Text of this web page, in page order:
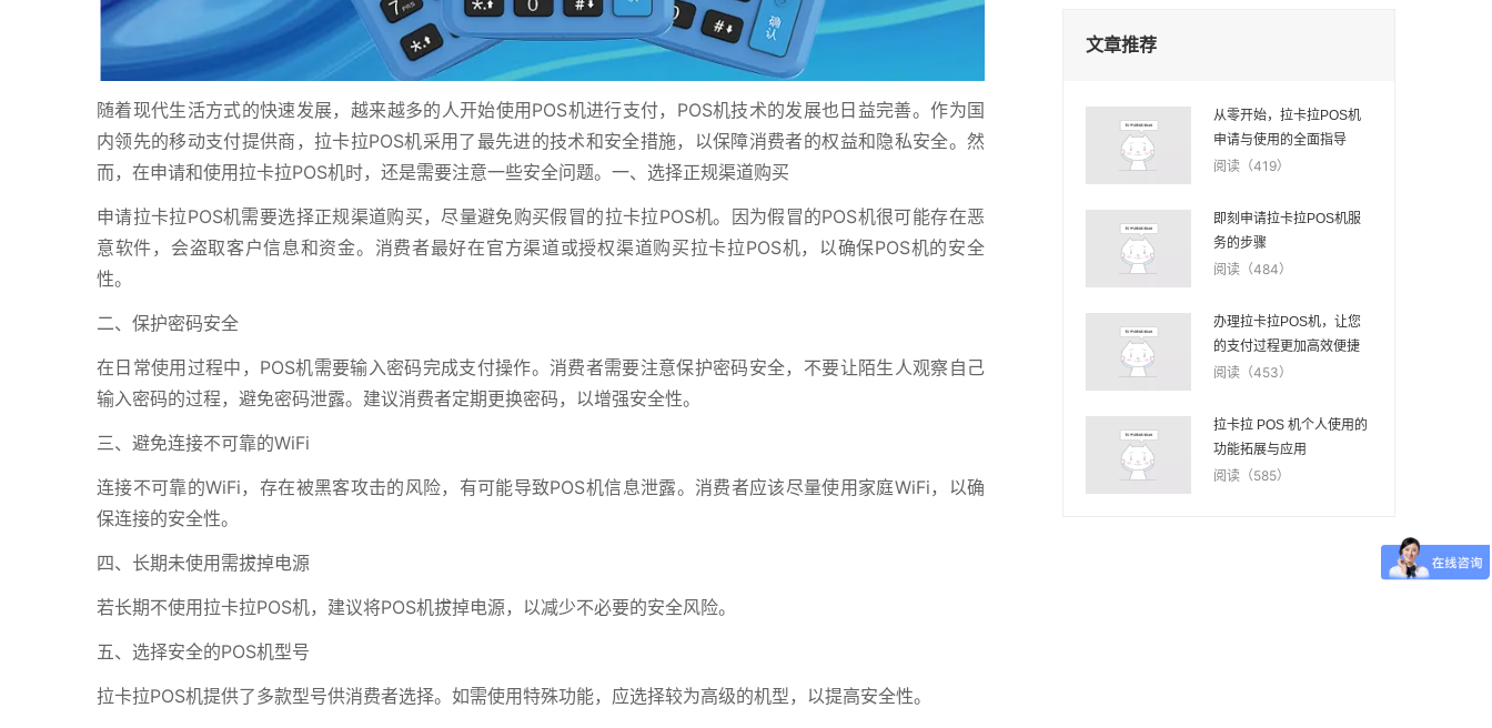
随着现代生活方式的快速发展，越来越多的人开始使用POS机进行支付，POS机技术的发展也日益完善。作为国
内领先的移动支付提供商，拉卡拉POS机采用了最先进的技术和安全措施，以保障消费者的权益和隐私安全。然
而，在申请和使用拉卡拉POS机时，还是需要注意一些安全问题。一、选择正规渠道购买
申请拉卡拉POS机需要选择正规渠道购买，尽量避免购买假冒的拉卡拉POS机。因为假冒的POS机很可能存在恶
意软件，会盗取客户信息和资金。消费者最好在官方渠道或授权渠道购买拉卡拉POS机，以确保POS机的安全
性。
二、保护密码安全
在日常使用过程中，POS机需要输入密码完成支付操作。消费者需要注意保护密码安全，不要让陌生人观察自己
输入密码的过程，避免密码泄露。建议消费者定期更换密码，以增强安全性。
三、避免连接不可靠的WiFi
连接不可靠的WiFi，存在被黑客攻击的风险，有可能导致POS机信息泄露。消费者应该尽量使用家庭WiFi，以确
保连接的安全性。
四、长期未使用需拔掉电源
若长期不使用拉卡拉POS机，建议将POS机拔掉电源，以减少不必要的安全风险。
五、选择安全的POS机型号
拉卡拉POS机提供了多款型号供消费者选择。如需使用特殊功能，应选择较为高级的机型，以提高安全性。
文章推荐
从零开始，拉卡拉POS机
申请与使用的全面指导
阅读（419）
即刻申请拉卡拉POS机服
务的步骤
阅读（484）
办理拉卡拉POS机，让您
的支付过程更加高效便捷
阅读（453）
拉卡拉 POS 机个人使用的
功能拓展与应用
阅读（585）